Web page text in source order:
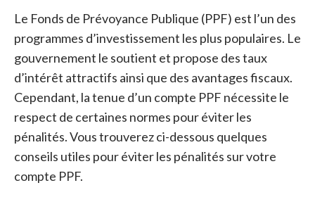
Le Fonds de Prévoyance Publique (PPF) est l’un des
programmes d’investissement les plus populaires. Le
gouvernement le soutient et propose des taux
d’intérêt attractifs ainsi que des avantages fiscaux.
Cependant, la tenue d’un compte PPF nécessite le
respect de certaines normes pour éviter les
pénalités. Vous trouverez ci-dessous quelques
conseils utiles pour éviter les pénalités sur votre
compte PPF.